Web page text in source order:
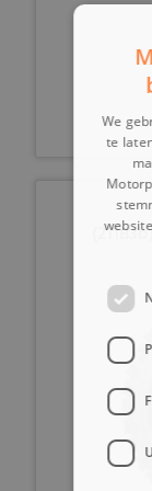
We
te